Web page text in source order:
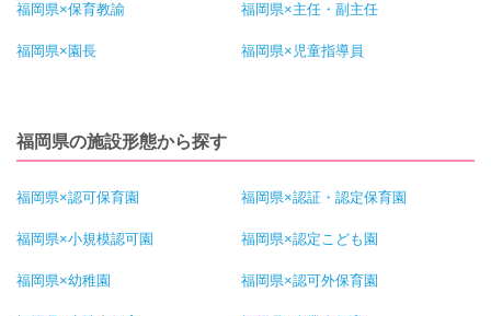
福岡県×保育教諭 福岡県×主任・副主任
福岡県×園長 福岡県×児童指導員
福岡県の施設形態から探す
福岡県×認可保育園 福岡県×認証・認定保育園
福岡県×小規模認可園 福岡県×認定こども園
福岡県×幼稚園 福岡県×認可外保育園